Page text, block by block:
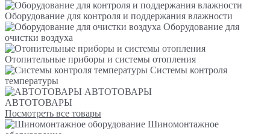
Оборудование для контроля и поддержания влажности
Оборудование для
очистки воздуха
Отопительные приборы и системы отопления
Системы контроля
температуры
АВТОТОВАРЫ
АВТОТОВАРЫ
Посмотреть все товары
Шиномонтажное